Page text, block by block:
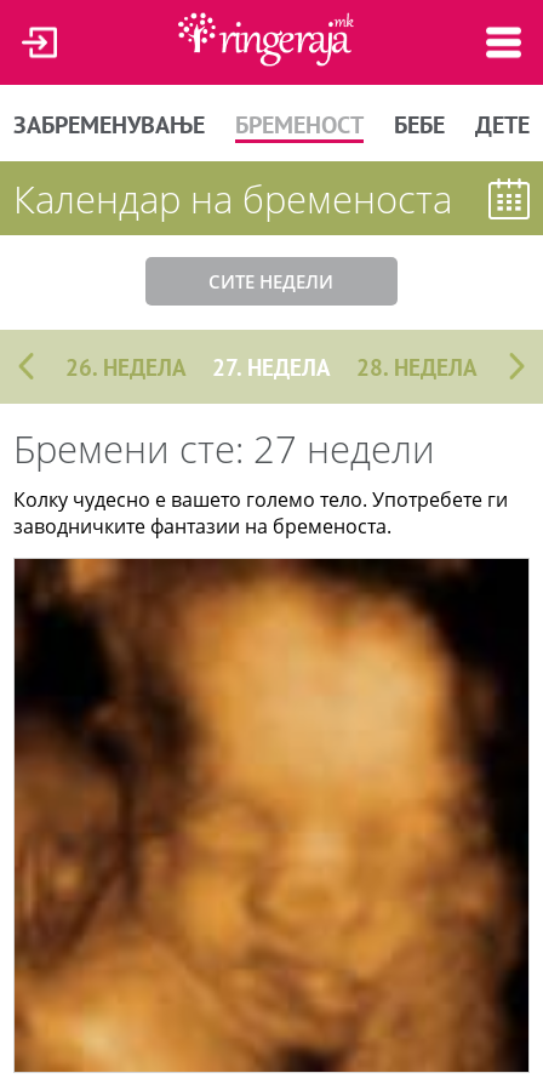
ЗАБРЕМЕНУВАЊЕ БРЕМЕНОСТ БЕБЕ ДЕТЕ
Календар на бременоста
СИТЕ НЕДЕЛИ
26. НЕДЕЛА 27. НЕДЕЛА 28. НЕДЕЛА
Бремени сте: 27 недели
Колку чудесно е вашето големо тело. Употребете ги
заводничките фантазии на бременоста.